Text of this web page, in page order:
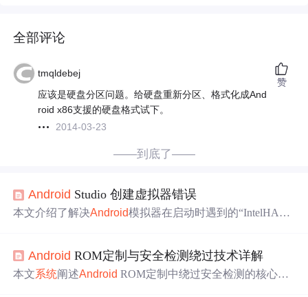
全部评论
tmqldebej
应该是硬盘分区问题。给硬盘重新分区、格式化成And
roid x86支援的硬盘格式试下。
2014-03-23
赞
——到底了——
Android Studio 创建虚拟器错误
本文介绍了解决Android模拟器在启动时遇到的“IntelHAX
Accelerator并配置BIOS；二是直接通过重启电脑进入BIOS
调整VT-x设置。
Android ROM定制与安全检测绕过技术详解
本文系统阐述Android ROM定制中绕过安全检测的核心原